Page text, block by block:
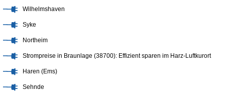
Wilhelmshaven
Syke
Northeim
Strompreise in Braunlage (38700): Effizient sparen im Harz-Luftkurort
Haren (Ems)
Sehnde